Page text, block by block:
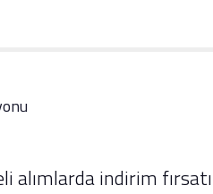
indirim